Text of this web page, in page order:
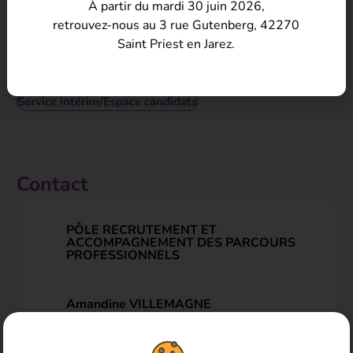
Effectuer des missions permanentes à temps complet
ou non complet.
Service intérim/Espace candidats
Contact
PÔLE RECRUTEMENT ET
ACCOMPAGNEMENT DES PARCOURS
PROFESSIONNELS
Amandine VILLEMAGNE
secrétaire de mairie itinérant
À partir du mardi 30 juin 2026,
retrouvez-nous au 3 rue Gutenberg, 42270
Saint Priest en Jarez.